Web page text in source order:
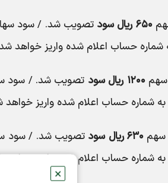
✕
۶۵۰ ریال سود تصویب شد. / سود
حساب اعلام شده واریز خواهد
سهم۱۲۰۰ ریال سود تصویب شد. / سود
شماره حساب اعلام شده واریز خواهد
سهم۶۳۰ ریال سود تصویب شد. / سود
شماره حساب اعلام شده واریز